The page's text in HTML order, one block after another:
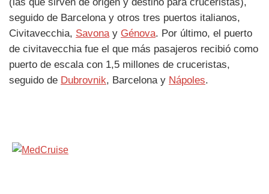
seguido de Barcelona y otros tres puertos italianos,
Civitavecchia, Savonay Génova. Por último, el puerto
de civitavecchia fue el que más pasajeros recibió como
puerto de escala con 1,5 millones de cruceristas,
seguido de Dubrovnik, Barcelona y Nápoles.